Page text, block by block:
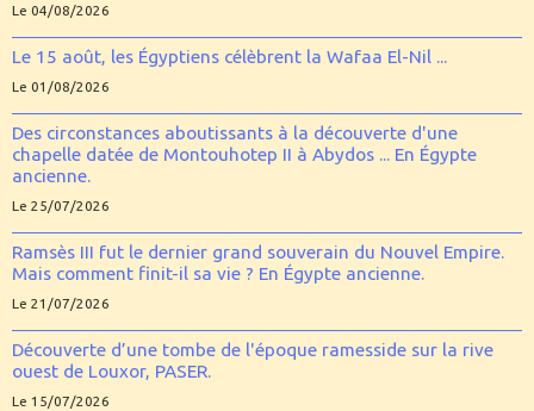
Le 04/08/2026
Le 15 août, les Égyptiens célèbrent la Wafaa El-Nil ...
Le 01/08/2026
Des circonstances aboutissants à la découverte d'une
chapelle datée de Montouhotep II à Abydos ... En Égypte
ancienne.
Le 25/07/2026
Ramsès III fut le dernier grand souverain du Nouvel Empire.
Mais comment finit-il sa vie ? En Égypte ancienne.
Le 21/07/2026
Découverte d’une tombe de l'époque ramesside sur la rive
ouest de Louxor, PASER.
Le 15/07/2026